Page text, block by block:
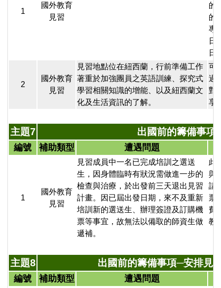
1
國外教育
見習
的
的
專
日
日
2
國外教育
見習
見習地點位在紐西蘭，行前準備工作
著重於加強團員之英語訓練、探究式
學習相關知識的增能、以及紐西蘭文
化及生活資訊的了解。
可
過
對
享
主題7 出國前的籌備事項
編號 補助類型 遭遇問題
1
國外教育
見習
見習成員中一名已完成培訓之選送
生，因身體臨時有狀況需做進一步的
檢查與治療，於出發前三天退出見習
計畫。因已屆出發日期，來不及重新
培訓新的選送生、辦理簽證及訂購機
票等事宜，故無法以備取的師資生做
遞補。
此
與
請
票
費
教
主題8 出國前的籌備事項─安排見
編號 補助類型 遭遇問題